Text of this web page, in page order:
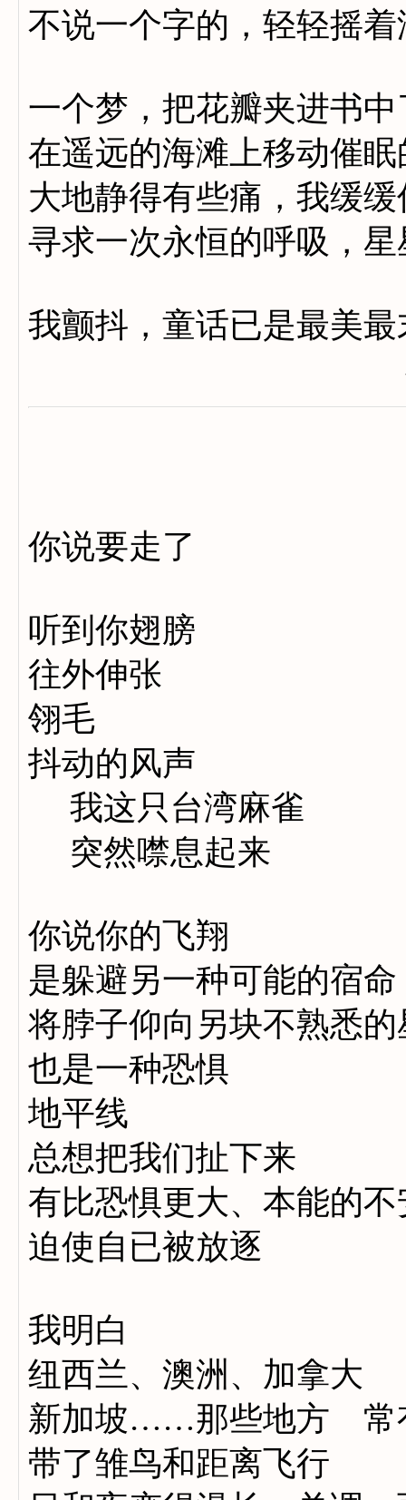
不说一个字的，轻轻摇
一个梦，把花瓣夹进书中
在遥远的海滩上移动催眠
大地静得有些痛，我缓缓
寻求一次永恒的呼吸，
我颤抖，童话已是最美最
我那一身
你说要走了
听到你翅膀
往外伸张
翎毛
抖动的风声
我这只台湾麻雀
突然噤息起来
你说你的飞翔
是躲避另一种可能的宿命
将脖子仰向另块不熟悉的
也是一种恐惧
地平线
总想把我们扯下来
有比恐惧更大、本能的不
迫使自已被放逐
我明白
纽西兰、澳洲、加拿大
新加坡……那些地方 常
带了雏鸟和距离飞行